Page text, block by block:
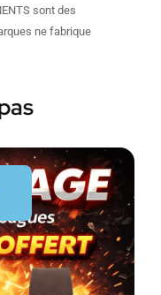
sont des
ne fabrique